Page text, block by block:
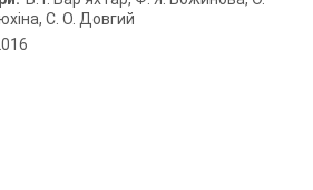
С. О. Довгий